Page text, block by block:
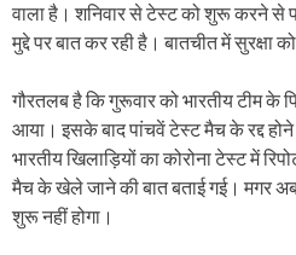
वाला है। शनिवार से टेस्ट को शुरू करने से
मुद्दे पर बात कर रही है। बातचीत में सुरक्षा
गौरतलब है कि गुरूवार को भारतीय टीम के
आया। इसके बाद पांचवें टेस्ट मैच के रद्द
भारतीय खिलाड़ियों का कोरोना टेस्ट में
मैच के खेले जाने की बात बताई गई। मगर
शुरू नहीं होगा।